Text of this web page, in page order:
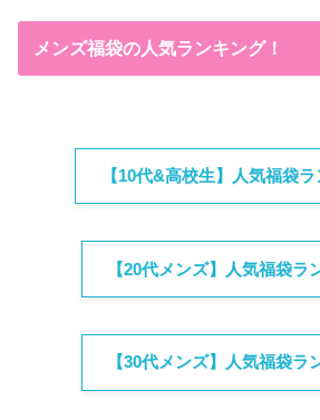
メンズ福袋の人気ランキング！
【10代&高校生】人気福袋ラ
【20代メンズ】人気福袋ラ
【30代メンズ】人気福袋ラ